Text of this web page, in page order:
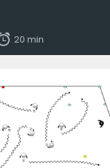
20 min